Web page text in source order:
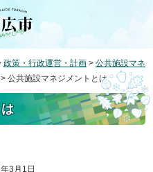
政策・行政運営・計画 > 公共施設マネ
> 公共施設マネジメントとは
3月1日